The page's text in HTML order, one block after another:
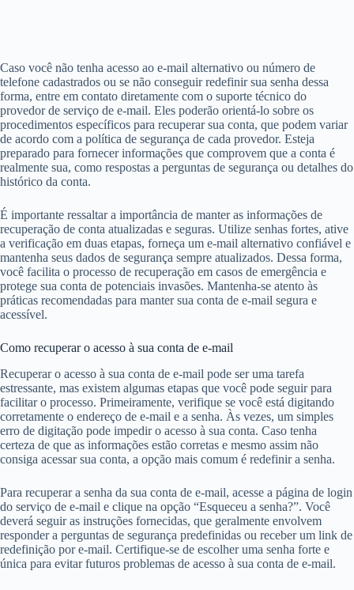
Caso você não tenha acesso ao e-mail alternativo ou número de
telefone cadastrados ou se não conseguir redefinir sua senha dessa
forma, entre em contato diretamente com o suporte técnico do
provedor de serviço de e-mail. Eles poderão orientá-lo sobre os
procedimentos específicos para recuperar sua conta, que podem variar
de acordo com a política de segurança de cada provedor. Esteja
preparado para fornecer informações que comprovem que a conta é
realmente sua, como respostas a perguntas de segurança ou detalhes do
histórico da conta.
É importante ressaltar a importância de manter as informações de
recuperação de conta atualizadas e seguras. Utilize senhas fortes, ative
a verificação em duas etapas, forneça um e-mail alternativo confiável e
mantenha seus dados de segurança sempre atualizados. Dessa forma,
você facilita o processo de recuperação em casos de emergência e
protege sua conta de potenciais invasões. Mantenha-se atento às
práticas recomendadas para manter sua conta de e-mail segura e
acessível.
Como recuperar o acesso à sua conta de e-mail
Recuperar o acesso à sua conta de e-mail pode ser uma tarefa
estressante, mas existem algumas etapas que você pode seguir para
facilitar o processo. Primeiramente, verifique se você está digitando
corretamente o endereço de e-mail e a senha. Às vezes, um simples
erro de digitação pode impedir o acesso à sua conta. Caso tenha
certeza de que as informações estão corretas e mesmo assim não
consiga acessar sua conta, a opção mais comum é redefinir a senha.
Para recuperar a senha da sua conta de e-mail, acesse a página de login
do serviço de e-mail e clique na opção “Esqueceu a senha?”. Você
deverá seguir as instruções fornecidas, que geralmente envolvem
responder a perguntas de segurança predefinidas ou receber um link de
redefinição por e-mail. Certifique-se de escolher uma senha forte e
única para evitar futuros problemas de acesso à sua conta de e-mail.